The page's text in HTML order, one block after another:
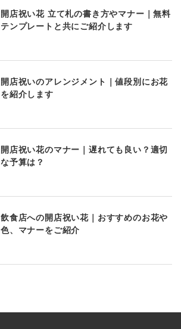
開店祝い花 立て札の書き方やマナー｜無料
テンプレートと共にご紹介します
開店祝いのアレンジメント｜値段別にお花
を紹介します
開店祝い花のマナー｜遅れても良い？適切
な予算は？
飲食店への開店祝い花｜おすすめのお花や
色、マナーをご紹介